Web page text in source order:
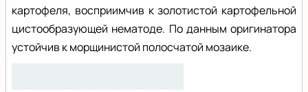
картофеля, восприимчив к золотистой картофельной
цистообразующей нематоде. По данным оригинатора
устойчив к морщинистой полосчатой мозаике.